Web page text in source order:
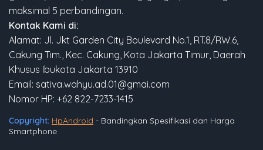
maksimal 5 perbandingan.
Kontak Kami di:
Alamat: Jl. Jkt Garden City Boulevard No.1, RT.8/RW.6,
Cakung Tim., Kec. Cakung, Kota Jakarta Timur, Daerah
Khusus Ibukota Jakarta 13910
Email: sativa.wahyu.ad.01@gmai.com
Nomor HP: +62 822-7233-1415
Copyright: HpAndroid - Bandingkan Spesifikasi dan Harga
Smartphone